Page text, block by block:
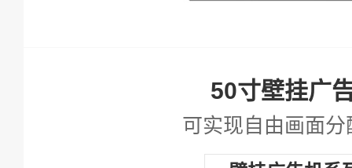
50寸壁挂广
可实现自由画面分